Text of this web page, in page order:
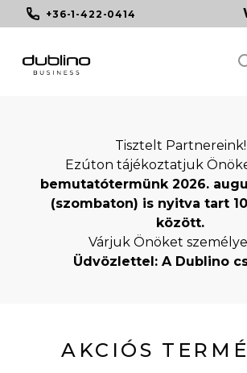
+36-1-422-0414
Tisztelt Partnereink!
Ezúton tájékoztatjuk
bemutatótermünk 2026.
(szombaton) is nyitva tart
között.
Várjuk Önöket
Üdvözlettel: A Dublino
AKCIÓS